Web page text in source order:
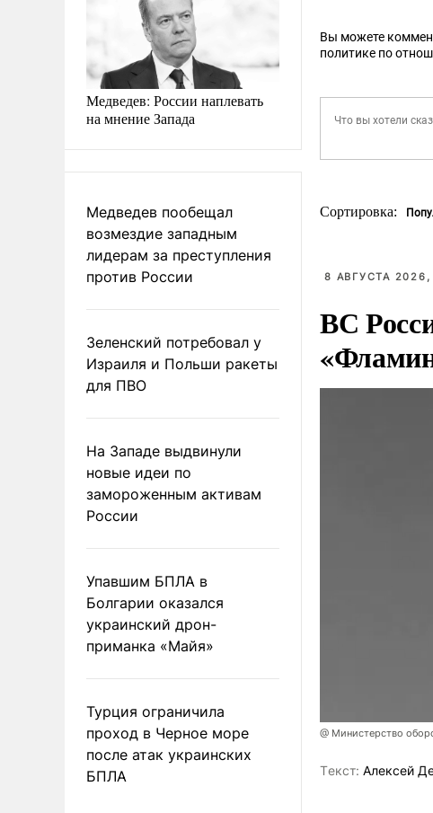
Медведев: России наплевать
на мнение Запада
Медведев пообещал
возмездие западным
лидерам за преступления
против России
Зеленский потребовал у
Израиля и Польши ракеты
для ПВО
На Западе выдвинули
новые идеи по
замороженным активам
России
Упавшим БПЛА в
Болгарии оказался
украинский дрон-
приманка «Майя»
Турция ограничила
проход в Черное море
после атак украинских
БПЛА
Вы можете
политике по
Сортировка:
8 АВГУСТА 2026,
ВС
@ Министерство
Tекст: Алексей